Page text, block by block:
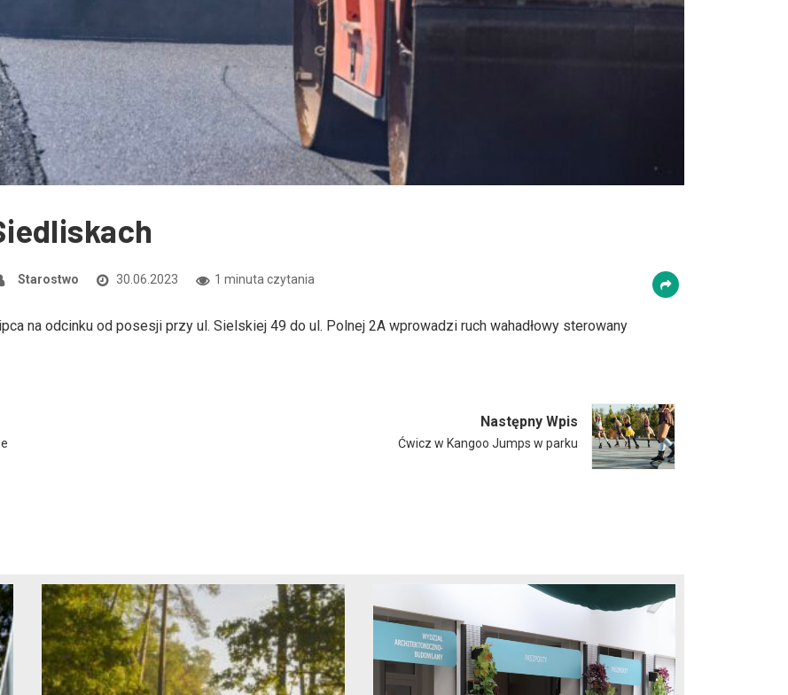
Starostwo 30.06.2023 1 minuta czytania
na odcinku od posesji przy ul. Sielskiej 49 do ul. Polnej 2A wprowadzi ruch wahadłowy sterowany
Następny Wpis
Ćwicz w Kangoo Jumps w parku